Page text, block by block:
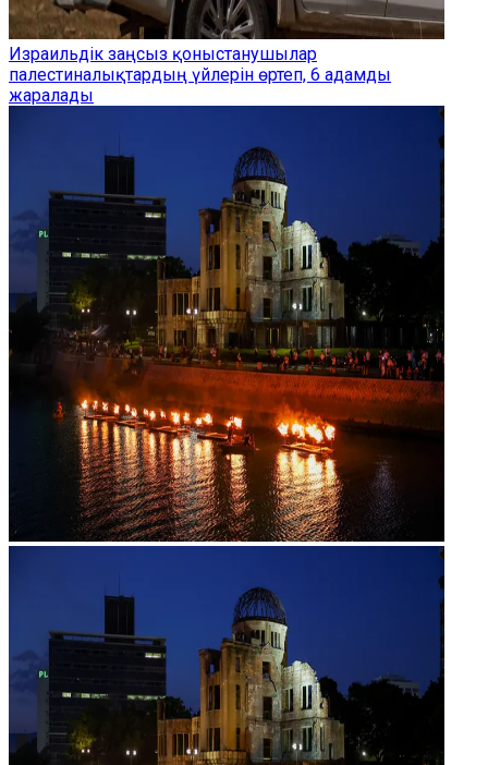
Израильдік заңсыз қоныстанушылар
палестиналықтардың үйлерін өртеп, 6 адамды
жаралады